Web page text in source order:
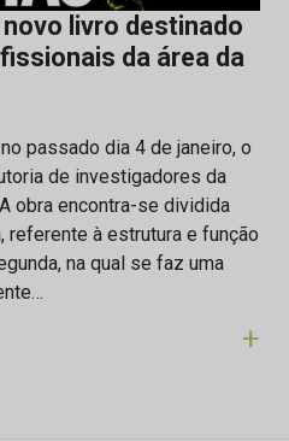
livro destinado
da área da
passado dia 4 de janeiro, o
de investigadores da
obra encontra-se dividida
referente à estrutura e função
na qual se faz uma
+